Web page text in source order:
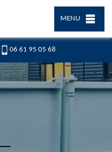
06 61 95 05 68
MENU